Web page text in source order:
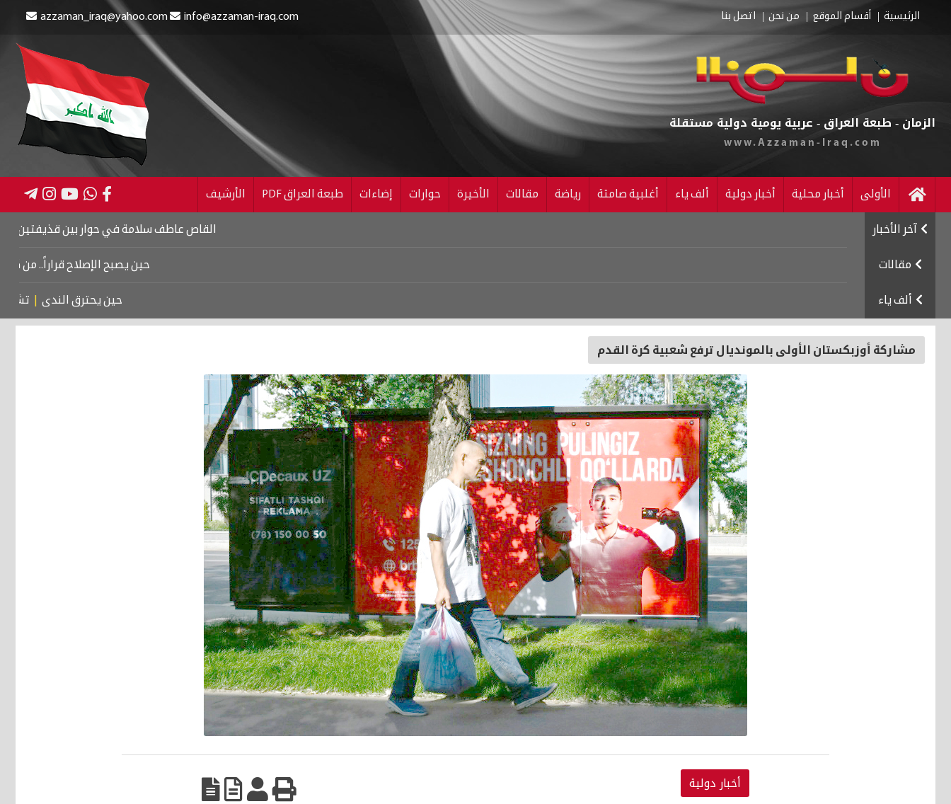
الرئيسية أقسام الموقع من نحن اتصل بنا azzaman_iraq@yahoo.com info@azzaman-iraq.com
الزمان - طبعة العراق - عربية يومية دولية مستقلة
www.Azzaman-Iraq.com
الأولى أخبار محلية أخبار دولية ألف ياء أغلبية صامتة رياضة مقالات الأخيرة حوارات إضاءات طبعة العراق PDF الأرشيف
آخر الأخبار القاص عاطف سلامة في حوار بين قذيفتين | كتاب
مقالات حين يصبح الإصلاح قراراً.. من كربلاء إلى
ألف ياء حين يحترق الندى تشييع
مشاركة أوزبكستان الأولى بالمونديال ترفع شعبية كرة القدم
أخبار دولية